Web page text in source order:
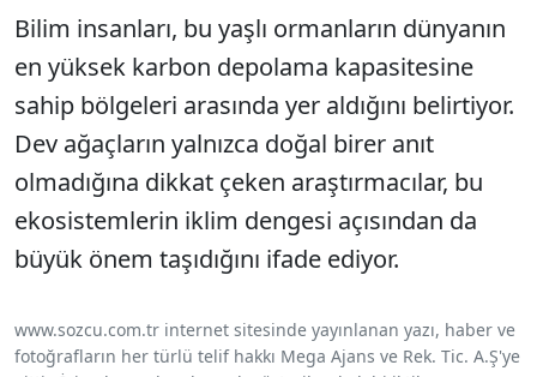
Bilim insanları, bu yaşlı ormanların dünyanın
en yüksek karbon depolama kapasitesine
sahip bölgeleri arasında yer aldığını belirtiyor.
Dev ağaçların yalnızca doğal birer anıt
olmadığına dikkat çeken araştırmacılar, bu
ekosistemlerin iklim dengesi açısından da
büyük önem taşıdığını ifade ediyor.
www.sozcu.com.tr internet sitesinde yayınlanan yazı, haber ve
fotoğrafların her türlü telif hakkı Mega Ajans ve Rek. Tic. A.Ş'ye